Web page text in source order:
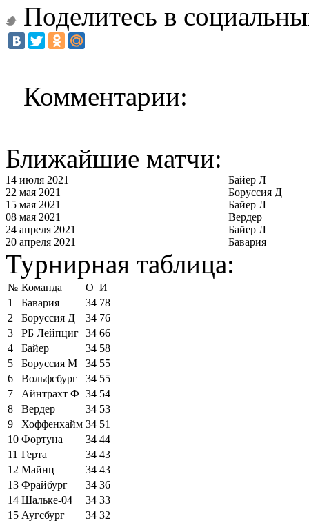
Поделитесь в
Комментарии:
Ближайшие матчи:
14 июля 2021
Байер Л
22 мая 2021
Боруссия Д
15 мая 2021
Байер Л
08 мая 2021
Вердер
24 апреля 2021
Байер Л
20 апреля 2021
Бавария
Турнирная таблица:
№ Команда О И
1
Бавария 34 78
2
Боруссия Д 34 76
3
РБ Лейпциг 34 66
4
Байер 34 58
5
Боруссия М 34 55
6
Вольфсбург 34 55
7
Айнтрахт Ф 34 54
8
Вердер 34 53
9
Хоффенхайм 34 51
10 Фортуна 34 44
11 Герта 34 43
12 Майнц 34 43
13 Фрайбург 34 36
14 Шальке-04 34 33
15 Аугсбург 34 32